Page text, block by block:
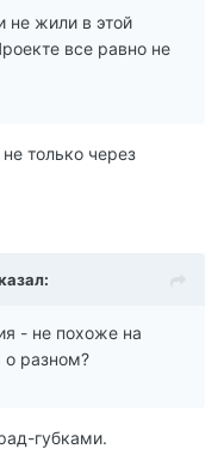
не жили в этой
все равно не
только через
- не похоже на
разном?
губками.